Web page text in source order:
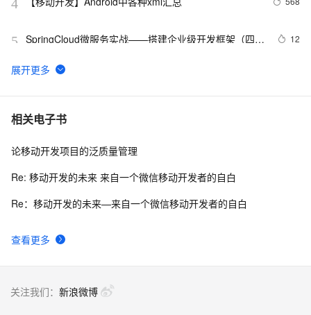
4
5 SpringCloud微服务实战——搭建企业级开发框架（四十
架-环境搭建
12
6
“蚂蚁金服移动开发平台mPaaS” 荣获2019年度金融科技
7 使用SWT技术的跨平台移动应用开发库Tabris
8 移动开发的图像优化综述
相关电子书
查看更多
论移动开发项目的泛质量管理
Re: 移动开发的未来 来自一个微信移动开发者的自白
Re：移动开发的未来—来自一个微信移动开发者的自白
关注我们： 新浪微博